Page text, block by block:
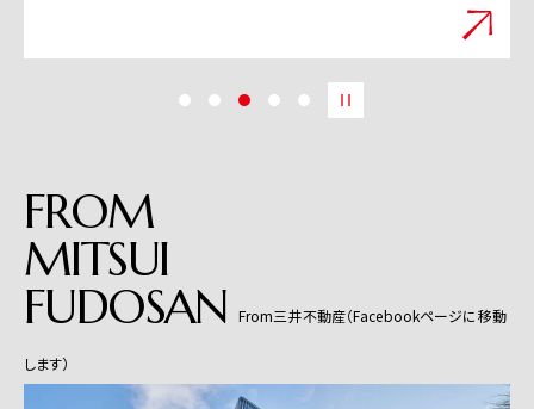
FROM
MITSUI
FUDOSAN From三井不動産（Facebookページに移動
します）